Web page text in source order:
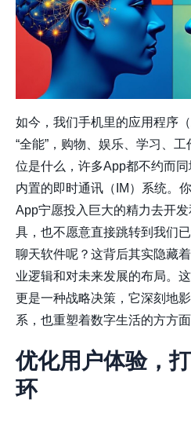
如今，我们手机里的应用程序
“全能”，购物、娱乐、学习、
位是什么，许多App都不约而
内置的即时通讯（IM）系统。
App宁愿投入巨大的精力去开
具，也不愿意直接跳转到我们
聊天软件呢？这背后其实隐藏
业逻辑和对未来发展的布局。
更是一种战略决策，它深刻地
系，也重塑着数字生活的方方面
优化用户体验，
环